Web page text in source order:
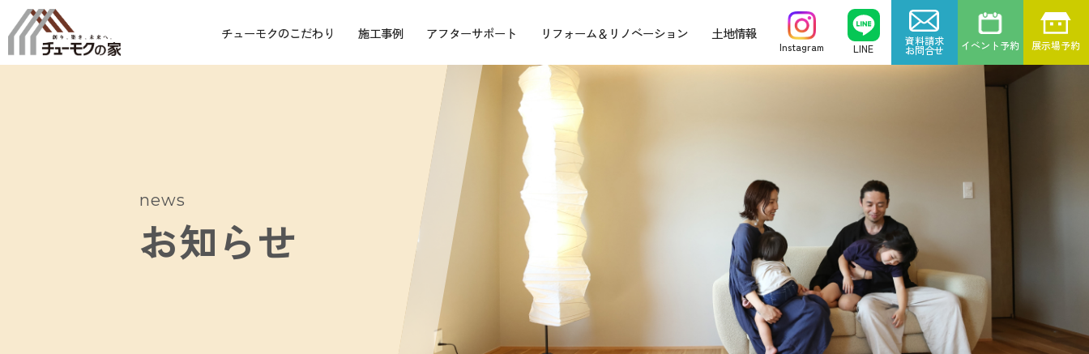
チューモクのこだわり 施工事例 アフターサポート リフォーム＆リノベーション 土地情報
Instagram LINE
資料請求
お問合せ イベント予約 展示場予約
news
お知らせ